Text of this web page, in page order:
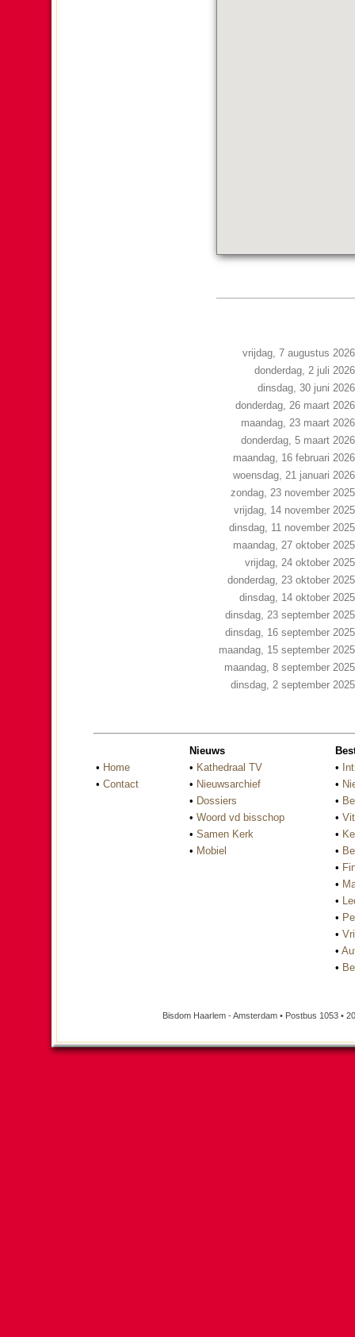
vrijdag, 7 augustus 2026
donderdag, 2 juli 2026
dinsdag, 30 juni 2026
donderdag, 26 maart 2026
maandag, 23 maart 2026
donderdag, 5 maart 2026
maandag, 16 februari 2026
woensdag, 21 januari 2026
zondag, 23 november 2025
vrijdag, 14 november 2025
dinsdag, 11 november 2025
maandag, 27 oktober 2025
vrijdag, 24 oktober 2025
donderdag, 23 oktober 2025
dinsdag, 14 oktober 2025
dinsdag, 23 september 2025
dinsdag, 16 september 2025
maandag, 15 september 2025
maandag, 8 september 2025
dinsdag, 2 september 2025
• Home
• Contact
Nieuws
• Kathedraal TV
• Nieuwsarchief
• Dossiers
• Woord vd bisschop
• Samen Kerk
• Mobiel
•
•
•
•
•
•
•
•
•
•
•
•
•
Bisdom Haarlem - Amsterdam • Postbus 1053 •